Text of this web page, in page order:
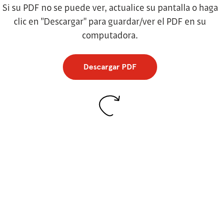
Si su PDF no se puede ver, actualice su pantalla o haga
clic en "Descargar" para guardar/ver el PDF en su
computadora.
Descargar PDF